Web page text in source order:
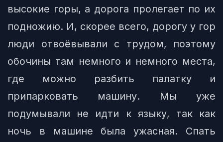
высокие горы, а дорога пролегает по их
подножию. И, скорее всего, дорогу у гор
люди отвоёвывали с трудом, поэтому
обочины там немного и немного места,
где можно разбить палатку и
припарковать машину. Мы уже
подумывали не идти к языку, так как
ночь в машине была ужасная. Спать